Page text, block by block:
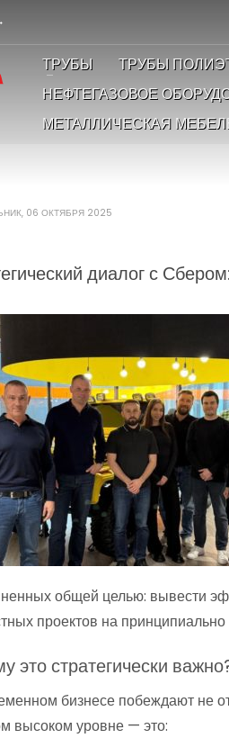
ТРУБЫ ТРУБЫ
НЕФТЕГАЗОВОЕ
МЕТАЛЛИЧЕСКАЯ
06 ОКТЯБРЯ 2025
диалог с
общей целью: вывести
проектов на
это стратегически
бизнесе побеждают не
высоком уровне — это: